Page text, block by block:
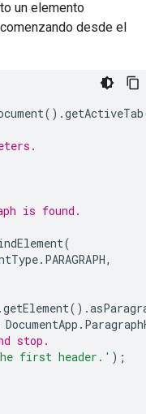
un elemento
desde el
().getActiveTab
is found.
(
. PARAGRAPH,
.getElement().
DocumentApp .
stop.
first header.' );